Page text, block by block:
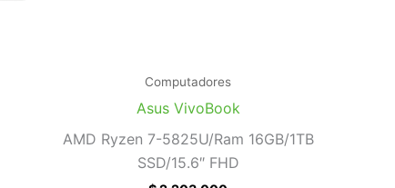
Computadores
Asus VivoBook
AMD Ryzen 7-5825U/Ram 16GB/1TB
SSD/15.6″ FHD